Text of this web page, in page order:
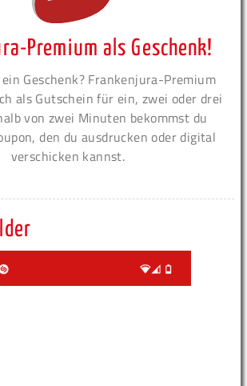
Premium als Geschenk!
Geschenk? Frankenjura-Premium
als Gutschein für ein, zwei oder drei
von zwei Minuten bekommst du
den du ausdrucken oder digital
verschicken kannst.